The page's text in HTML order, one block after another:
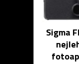
Sigma